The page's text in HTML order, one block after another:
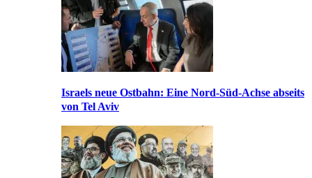
Israels neue Ostbahn: Eine Nord-Süd-Achse abseits
von Tel Aviv